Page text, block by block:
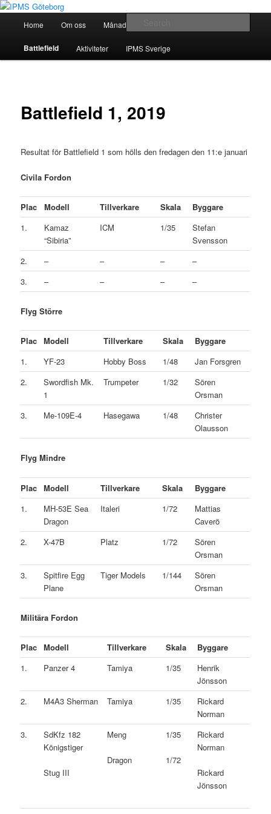
Skip
primary
contentIPMS Göteborg
Modellbygge i Väst
Home Om oss Månadsmöten
Battlefield Aktiviteter IPMS Sverige
Battlefield 1, 2019
Resultat för Battlefield 1 som hölls den fredagen den 11:e januari
Civila Fordon
Plac Modell Tillverkare Skala
Byggare
1.
Kamaz
“Sibiria”
ICM 1/35
Stefan
Svensson
2.
– – –
–
3.
– – – –
Flyg Större
Plac Modell Tillverkare Skala
Byggare
1.
YF-23 Hobby Boss 1/48
Jan Forsgren
2.
Swordfish Mk.
1
Trumpeter 1/32
Sören
Orsman
3.
Me-109E-4 Hasegawa 1/48
Christer
Olausson
Flyg Mindre
Plac Modell Tillverkare Skala
Byggare
1.
MH-53E Sea
Dragon
Italeri 1/72
Mattias
Caverö
2.
X-47B Platz 1/72
Sören
Orsman
3.
Spitfire Egg
Plane
Tiger Models 1/144
Sören
Orsman
Militära Fordon
Plac Modell Tillverkare Skala
Byggare
1.
Panzer 4 Tamiya 1/35
Henrik
Jönsson
2.
M4A3 Sherman Tamiya 1/35
Rickard
Norman
3.
SdKfz 182
Königstiger
Stug III
Meng
Dragon
1/35
1/72
Rickard
Norman
Rickard
Jönsson